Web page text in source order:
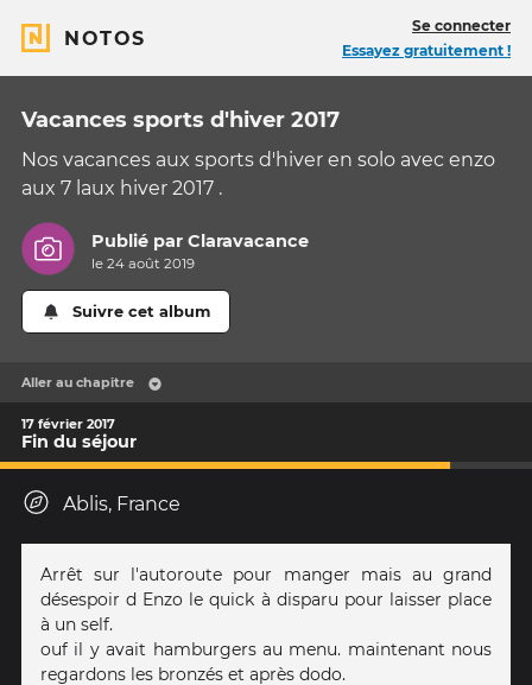
NOTOS
Se connecter
Essayez gratuitement !
Vacances sports d'hiver 2017
Nos vacances aux sports d'hiver en solo avec enzo
aux 7 laux hiver 2017 .
Publié parClaravacance
le 24 août 2019
Suivre cet album
Aller au chapitre
17 février 2017
Fin du séjour
Ablis, France
Arrêt sur l'autoroute pour manger mais au grand
désespoir d Enzo le quick à disparu pour laisser place
à un self.
ouf il y avait hamburgers au menu. maintenant nous
regardons les bronzés et après dodo.